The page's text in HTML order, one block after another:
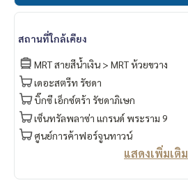
- บิ๊กซี เอ็กซ์ตร้า
- เอสพลานาด รัชดา
- รพ.พระราม 9
===============
สนใจติดต่อฟลุ๊ค
Line Id : @docondo
.
อยากดูคอนโด ต้องที่
DoCondo.com
สถานที่ใกล้เคียง
MRT สายสีน้ำเงิน > MRT ห้วยขวาง
เดอะสตรีท รัชดา
บิ๊กซี เอ็กซ์ตร้า รัชดาภิเษก
เซ็นทรัลพลาซ่า แกรนด์ พระราม 9
ศูนย์การค้าฟอร์จูนทาวน์
แสดงเพิ่มเติม